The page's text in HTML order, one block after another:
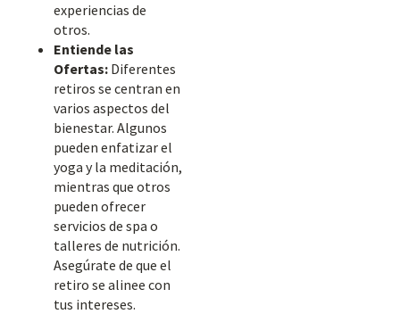
experiencias de
otros.
Entiende las
Ofertas: Diferentes
retiros se centran en
varios aspectos del
bienestar. Algunos
pueden enfatizar el
yoga y la meditación,
mientras que otros
pueden ofrecer
servicios de spa o
talleres de nutrición.
Asegúrate de que el
retiro se alinee con
tus intereses.